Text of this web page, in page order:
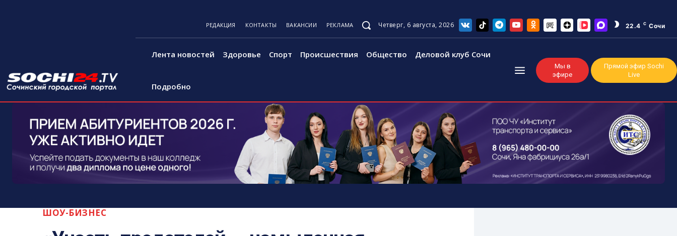
РЕДАКЦИЯ КОНТАКТЫ ВАКАНСИИ РЕКЛАМА Четверг, 6 августа, 2026 22.4 C Сочи
Лента новостей Здоровье Спорт Происшествия Общество Деловой клуб Сочи
Подробно
Мы в
эфире
Прямой эфир Sochi
Live
ШОУ-БИЗНЕС